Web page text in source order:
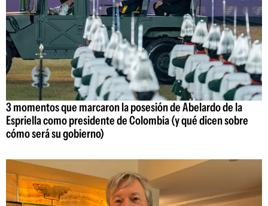
3 momentos que marcaron la posesión de Abelardo de la
Espriella como presidente de Colombia (y qué dicen sobre
cómo será su gobierno)